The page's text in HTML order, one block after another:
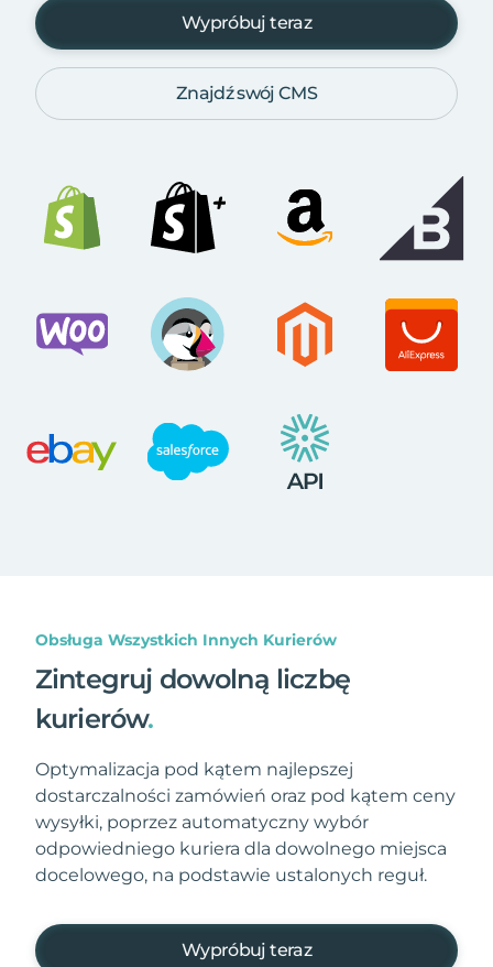
Wypróbuj teraz
Znajdź swój CMS
Obsługa Wszystkich Innych Kurierów
Zintegruj dowolną liczbę
kurierów.
Optymalizacja pod kątem najlepszej
dostarczalności zamówień oraz pod kątem ceny
wysyłki, poprzez automatyczny wybór
odpowiedniego kuriera dla dowolnego miejsca
docelowego, na podstawie ustalonych reguł.
Wypróbuj teraz